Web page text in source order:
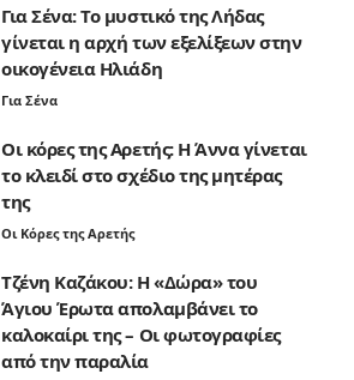
Για Σένα: Το μυστικό της Λήδας
γίνεται η αρχή των εξελίξεων στην
οικογένεια Ηλιάδη
Για Σένα
Οι κόρες της Αρετής: Η Άννα γίνεται
το κλειδί στο σχέδιο της μητέρας
της
Οι Κόρες της Αρετής
Τζένη Καζάκου: Η «Δώρα» του
Άγιου Έρωτα απολαμβάνει το
καλοκαίρι της – Οι φωτογραφίες
από την παραλία